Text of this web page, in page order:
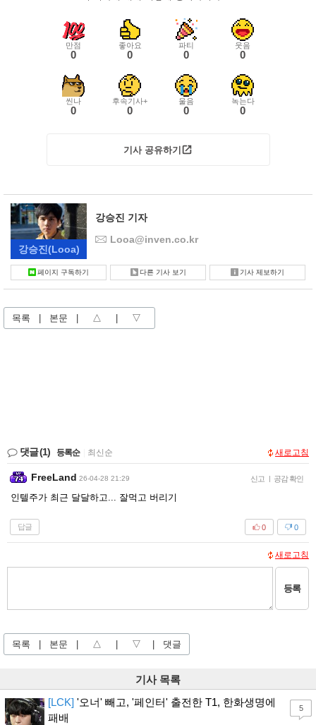
만점
0
좋아요
0
파티
0
웃음
0
씬나
0
후속기사+
0
울음
0
녹는다
0
기사 공유하기
강승진(Looa)
강승진 기자
Looa@inven.co.kr
페이지 구독하기 다른 기사 보기 기사 제보하기
목록 본문 △ ▽
댓글(1) 등록순 최신순 새로고침
FreeLand 26-04-28 21:29 신고 공감 확인
인텔주가 최근 달달하고... 잘먹고 버리기
답글 0
0
새로고침
등록
목록 본문 △ ▽ 댓글
기사 목록
[LCK] '오너' 빼고, '페인터' 출전한 T1, 한화생명에
패배
5